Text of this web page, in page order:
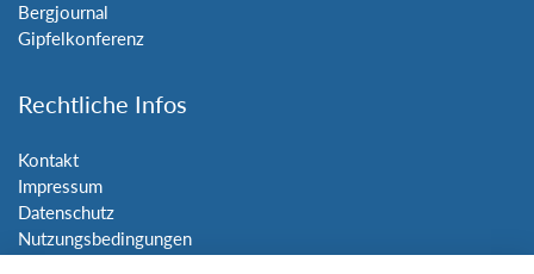
Bergjournal
Gipfelkonferenz
Rechtliche Infos
Kontakt
Impressum
Datenschutz
Nutzungsbedingungen